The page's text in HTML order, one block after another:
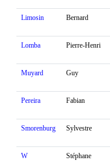
Limosin Bernard
Lomba Pierre-Henri
Muyard Guy
Pereira Fabian
Smorenburg Sylvestre
W Stéphane